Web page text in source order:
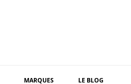
MARQUES LE BLOG